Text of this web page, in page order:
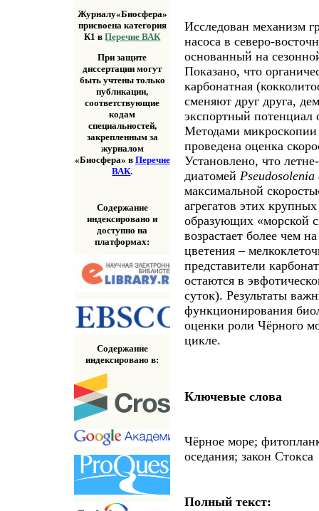
Журналу«Биосфера»
присвоена категория
К1 вПеречне ВАК
При защите
диссертации могут
быть учтены только
публикации,
соответствующие
кодам
специальностей,
закрепленным за
журналом
«Биосфера» в Перечне
ВАК.
Содержание
индексировано и
доступно на
платформах:
Содержание
индексировано в:
Исследован механизм
насоса в северо-
основанный на
Показано, что
карбонатная
сменяют друг друга,
экспортный потенциал
Методами микроскопии
проведена оценка
Установлено, что
диатомей
максимальной
агрегатов этих
образующих «морской
возрастает более чем
цветения –
представители
остаются в
суток). Результаты
функционирования
оценки роли Чёрного
цикле.
Ключевые слова
Чёрное море;
оседания; закон Стокса
Полный текст: